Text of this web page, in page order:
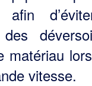
afin
matériau
vitesse.